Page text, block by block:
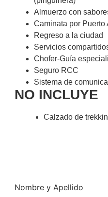
Almuerzo con
Caminata por Puerto
Regreso a la ciudad
Servicios
Chofer-Guía
Seguro RCC
Sistema de
NO INCLUYE
Calzado de
Nombre y Apellido